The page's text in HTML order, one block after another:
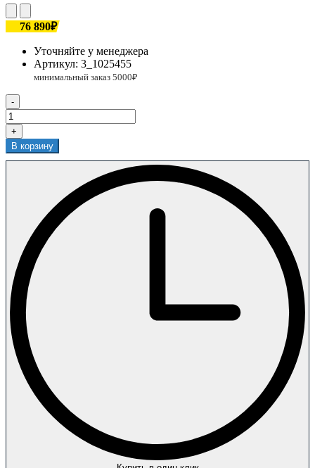
76 890₽
Уточняйте у менеджера
Артикул: 3_1025455
-
+
В корзину